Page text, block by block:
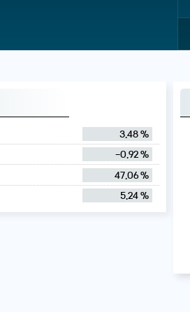
3.48 %
-0.92 %
47.06 %
5.24 %